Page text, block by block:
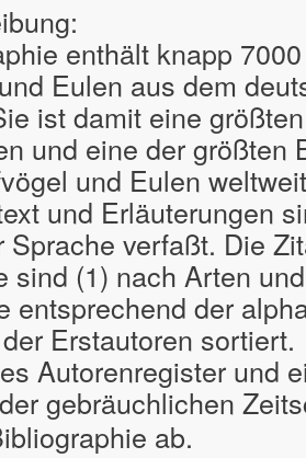
enthält knapp
Eulen aus dem
ist damit eine
und eine der größten
und Eulen
und Erläuterungen
Sprache verfaßt. Die
sind (1) nach Arten
entsprechend der
Erstautoren sortiert.
Autorenregister und
der gebräuchlichen
ab.